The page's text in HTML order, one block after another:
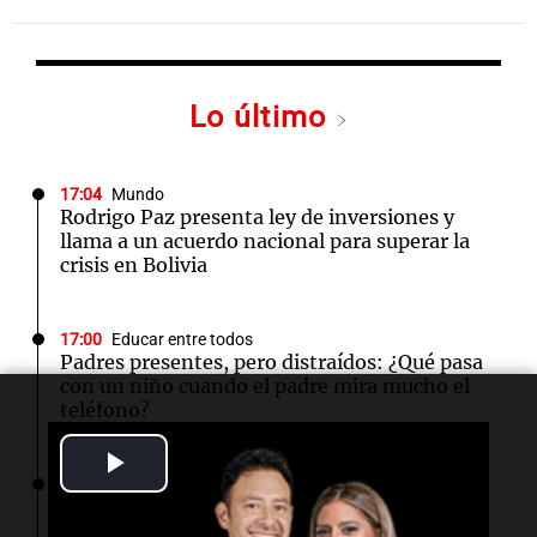
Video
Lo último
17:04 Mundo
Rodrigo Paz presenta ley de inversiones y
llama a un acuerdo nacional para superar la
crisis en Bolivia
17:00 Educar entre todos
Padres presentes, pero distraídos: ¿Qué pasa
con un niño cuando el padre mira mucho el
teléfono?
16:58 Mundo
Comienza ensayo de vacunas para prevenir el
cáncer de colon antes de su desarrollo